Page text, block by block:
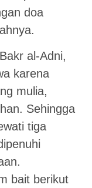
doa
al-Adni,
karena
mulia,
Sehingga
tiga
bait berikut